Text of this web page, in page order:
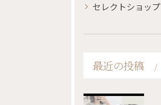
セレクトショップ
最近の投稿